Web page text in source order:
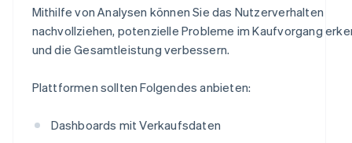
Mithilfe von Analysen können Sie das Nutzerverhalten
nachvollziehen, potenzielle Probleme im Kaufvorgang
und die Gesamtleistung verbessern.
Plattformen sollten Folgendes anbieten:
Dashboards mit Verkaufsdaten